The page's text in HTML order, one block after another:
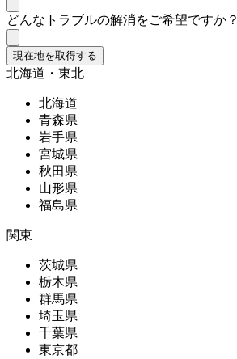
どんなトラブルの解消をご希望ですか？
現在地を取得する
北海道・東北
北海道
青森県
岩手県
宮城県
秋田県
山形県
福島県
関東
茨城県
栃木県
群馬県
埼玉県
千葉県
東京都